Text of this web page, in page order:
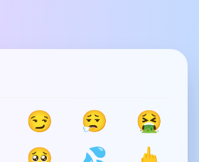
😏 😮‍💨
🤮